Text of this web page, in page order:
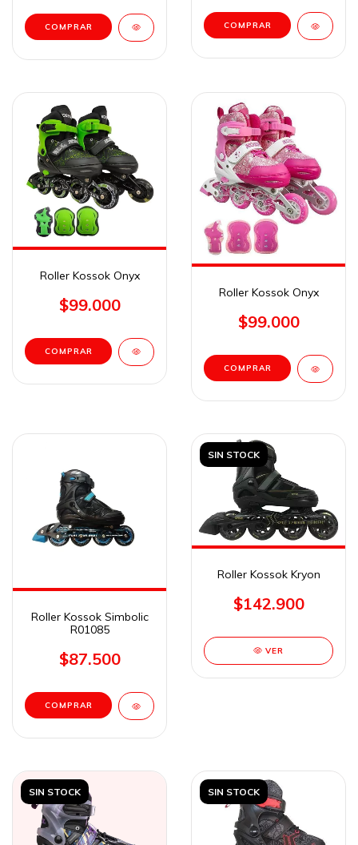
COMPRAR COMPRAR
Roller Kossok Onyx
$99.000
COMPRAR
Roller Kossok Onyx
$99.000
COMPRAR
Roller Kossok Simbolic
R01085
$87.500
COMPRAR
SIN STOCK
Roller Kossok Kryon
$142.900
VER
SIN STOCK SIN STOCK